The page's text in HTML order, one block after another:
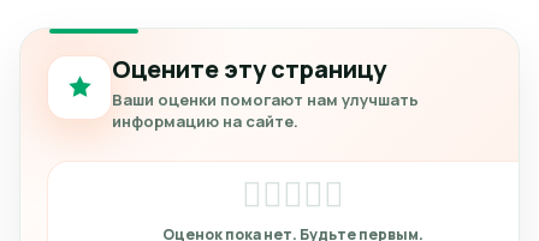
Оцените эту страницу
Ваши оценки помогают нам улучшать
информацию на сайте.